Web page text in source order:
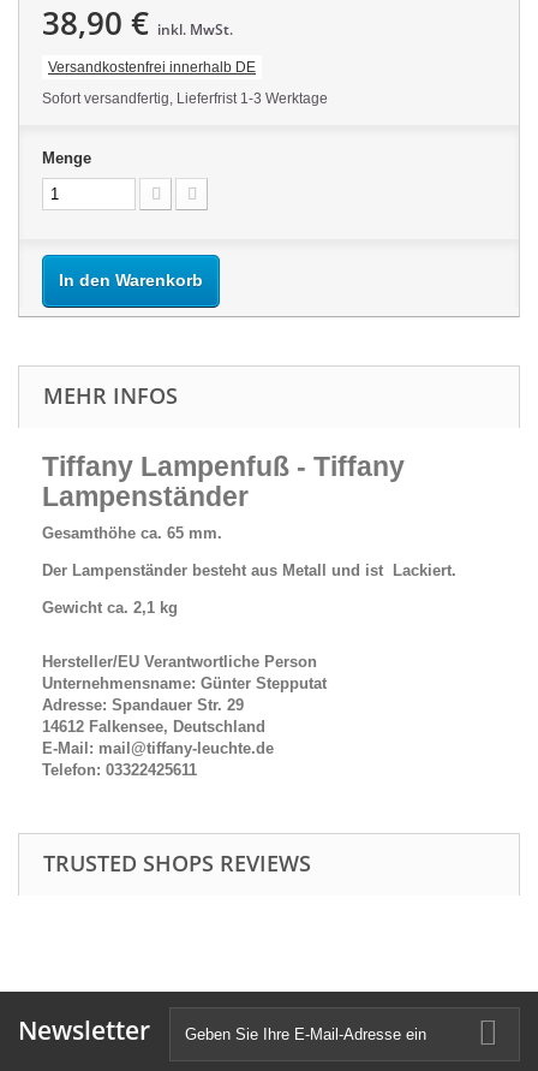
38,90 € inkl. MwSt.
Versandkostenfrei innerhalb DE
Sofort versandfertig, Lieferfrist 1-3 Werktage
Menge
In den Warenkorb
MEHR INFOS
Tiffany Lampenfuß - Tiffany
Lampenständer
Gesamthöhe ca. 65 mm.
Der Lampenständer besteht aus Metall und ist Lackiert.
Gewicht ca. 2,1 kg
Hersteller/EU Verantwortliche Person
Unternehmensname: Günter Stepputat
Adresse: Spandauer Str. 29
14612 Falkensee, Deutschland
E-Mail: mail@tiffany-leuchte.de
Telefon: 03322425611
TRUSTED SHOPS REVIEWS
Newsletter